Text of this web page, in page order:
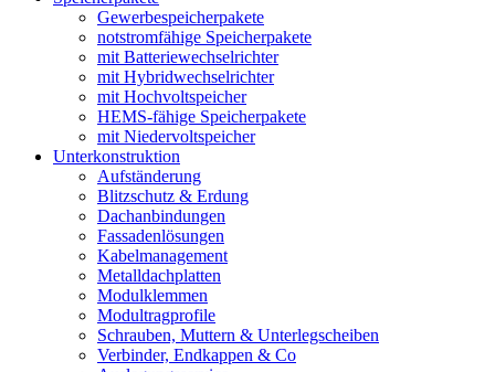
Gewerbespeicherpakete
notstromfähige Speicherpakete
mit Batteriewechselrichter
mit Hybridwechselrichter
mit Hochvoltspeicher
HEMS-fähige Speicherpakete
mit Niedervoltspeicher
Unterkonstruktion
Aufständerung
Blitzschutz & Erdung
Dachanbindungen
Fassadenlösungen
Kabelmanagement
Metalldachplatten
Modulklemmen
Modultragprofile
Schrauben, Muttern & Unterlegscheiben
Verbinder, Endkappen & Co